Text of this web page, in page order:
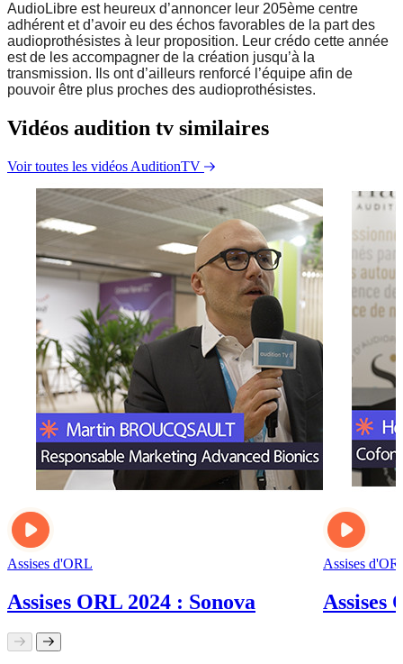
AudioLibre est heureux d’annoncer leur 205ème centre
adhérent et d’avoir eu des échos favorables de la part des
audioprothésistes à leur proposition. Leur crédo cette année
est de les accompagner de la création jusqu’à la
transmission. Ils ont d’ailleurs renforcé l’équipe afin de
pouvoir être plus proches des audioprothésistes.
Vidéos audition tv similaires
Voir toutes les vidéos AuditionTV
Assises d'ORL
Assises ORL 2024 : Sonova
Assises
Assises